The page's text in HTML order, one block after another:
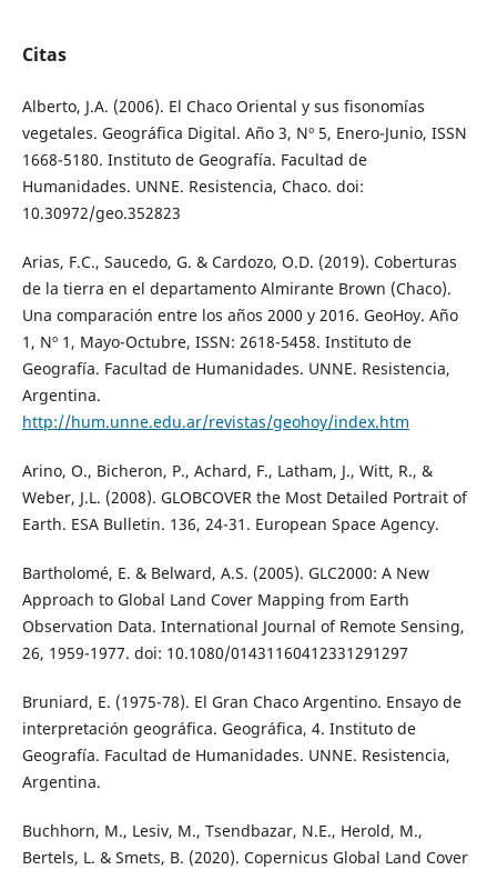
Citas
Alberto, J.A. (2006). El Chaco Oriental y sus fisonomías
vegetales. Geográfica Digital. Año 3, Nº 5, Enero-Junio, ISSN
1668-5180. Instituto de Geografía. Facultad de
Humanidades. UNNE. Resistencia, Chaco. doi:
10.30972/geo.352823
Arias, F.C., Saucedo, G. & Cardozo, O.D. (2019). Coberturas
de la tierra en el departamento Almirante Brown (Chaco).
Una comparación entre los años 2000 y 2016. GeoHoy. Año
1, Nº 1, Mayo-Octubre, ISSN: 2618-5458. Instituto de
Geografía. Facultad de Humanidades. UNNE. Resistencia,
Argentina.
http://hum.unne.edu.ar/revistas/geohoy/index.htm
Arino, O., Bicheron, P., Achard, F., Latham, J., Witt, R., &
Weber, J.L. (2008). GLOBCOVER the Most Detailed Portrait of
Earth. ESA Bulletin. 136, 24-31. European Space Agency.
Bartholomé, E. & Belward, A.S. (2005). GLC2000: A New
Approach to Global Land Cover Mapping from Earth
Observation Data. International Journal of Remote Sensing,
26, 1959-1977. doi: 10.1080/01431160412331291297
Bruniard, E. (1975-78). El Gran Chaco Argentino. Ensayo de
interpretación geográfica. Geográfica, 4. Instituto de
Geografía. Facultad de Humanidades. UNNE. Resistencia,
Argentina.
Buchhorn, M., Lesiv, M., Tsendbazar, N.E., Herold, M.,
Bertels, L. & Smets, B. (2020). Copernicus Global Land Cover